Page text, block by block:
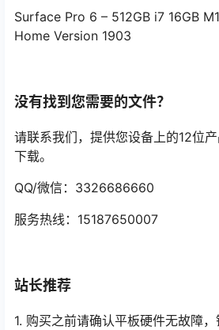
Surface Pro 6 – 512GB i7 16GB
Home Version 1903
没有找到您需要的文件？
请联系我们，提供您设备上的12位
下载。
QQ/微信：3326686660
服务热线：15187650007
站长推荐
1. 购买之前请确认平板硬件无故障